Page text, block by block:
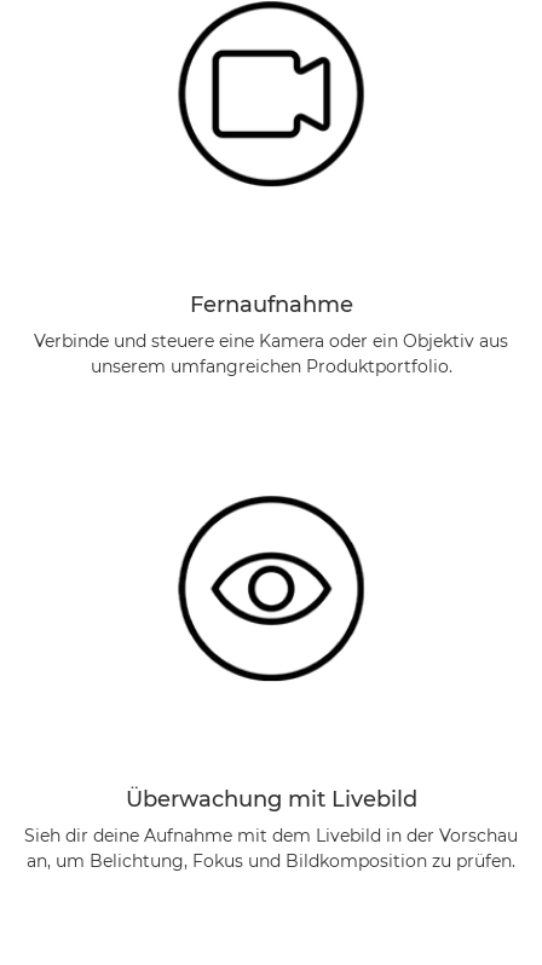
Fernaufnahme
Verbinde und steuere eine Kamera oder ein Objektiv aus
unserem umfangreichen Produktportfolio.
Überwachung mit Livebild
Sieh dir deine Aufnahme mit dem Livebild in der Vorschau
an, um Belichtung, Fokus und Bildkomposition zu prüfen.